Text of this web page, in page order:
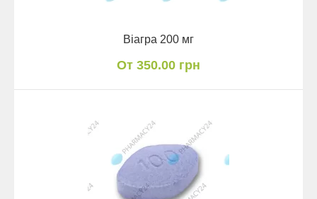
Віагра 200 мг
От 350.00 грн